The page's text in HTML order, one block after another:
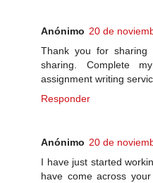
Anónimo 20 de
Thank you for sharing
sharing. Complete
assignment writing
Responder
Anónimo 20 de
I have just started
have come across